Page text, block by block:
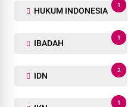
HUKUM INDONESIA
1
IBADAH
1
IDN
2
1